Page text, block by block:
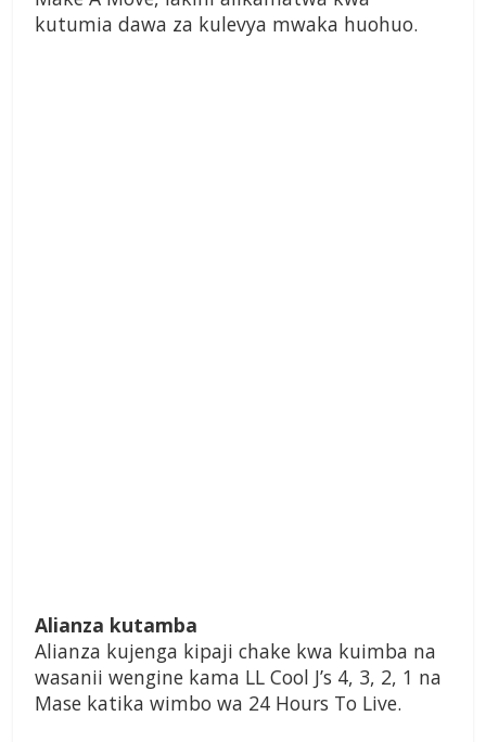
kutumia dawa za kulevya mwaka huohuo.
Alianza kutamba
Alianza kujenga kipaji chake kwa kuimba na
wasanii wengine kama LL Cool J’s 4, 3, 2, 1 na
Mase katika wimbo wa 24 Hours To Live.